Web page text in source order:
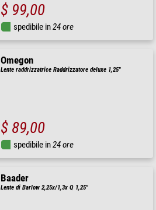
$ 99,00
spedibile in24 ore
Omegon
Lente raddrizzatrice Raddrizzatore deluxe 1,25"
$ 89,00
spedibile in24 ore
Baader
Lente di Barlow 2,25x/1,3x Q 1,25"